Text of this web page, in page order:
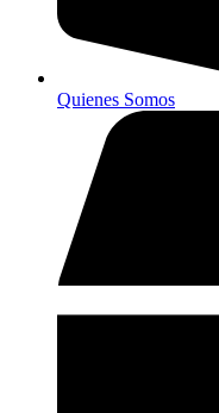
Quienes Somos